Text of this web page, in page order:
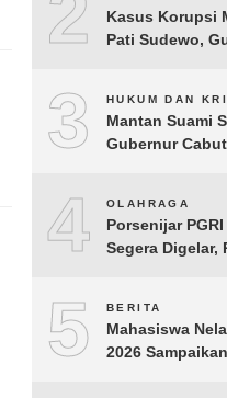
Kasus Korupsi
Pati Sudewo,
3 HUKUM DAN
Mantan Suami
Gubernur
4 OLAHRAGA
Porsenijar
Segera Digelar,
5 BERITA
Mahasiswa
2026